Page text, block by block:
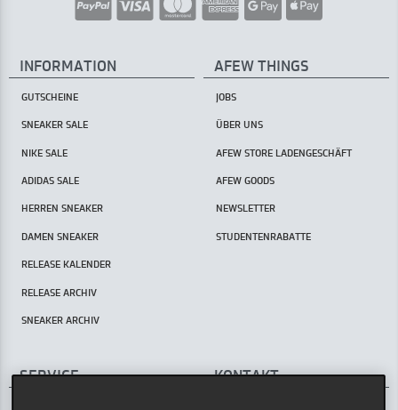
INFORMATION
GUTSCHEINE
SNEAKER SALE
NIKE SALE
ADIDAS SALE
HERREN SNEAKER
DAMEN SNEAKER
RELEASE KALENDER
RELEASE ARCHIV
SNEAKER ARCHIV
AFEW THINGS
JOBS
ÜBER UNS
AFEW STORE LADENGESCHÄFT
AFEW GOODS
NEWSLETTER
STUDENTENRABATTE
SERVICE KONTAKT